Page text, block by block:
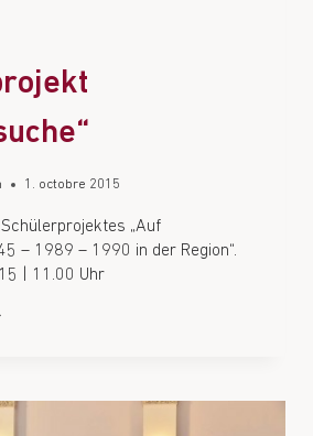
1. octobre 2015
„Auf
– 1989 – 1990 in der Region“.
| 11.00 Uhr